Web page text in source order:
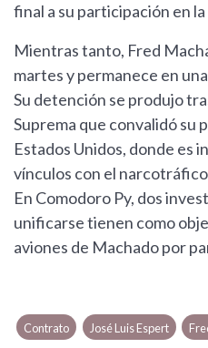
final a su participación en
Mientras tanto, Fred
martes y permanece en
Su detención se produjo
Suprema que convalidó su
Estados Unidos, donde es
vínculos con el
En Comodoro Py, dos
unificarse tienen como
aviones de Machado por
Contrato José Luis Espert